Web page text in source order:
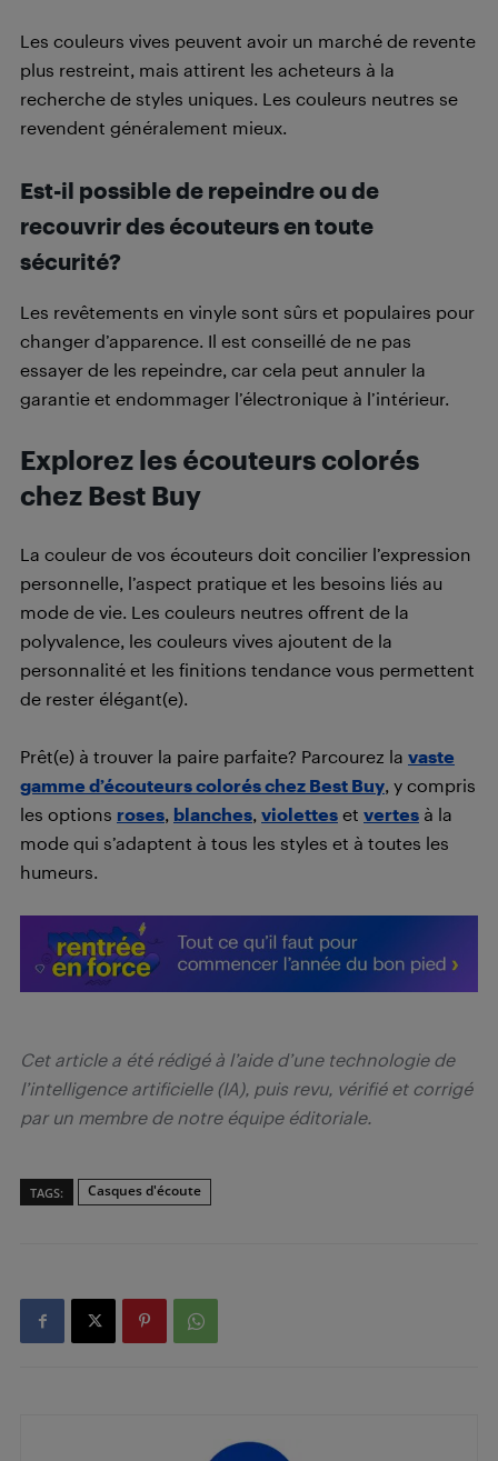
Les couleurs vives peuvent avoir un marché de revente
plus restreint, mais attirent les acheteurs à la
recherche de styles uniques. Les couleurs neutres se
revendent généralement mieux.
Est-il possible de repeindre ou de
recouvrir des écouteurs en toute
sécurité?
Les revêtements en vinyle sont sûrs et populaires pour
changer d’apparence. Il est conseillé de ne pas
essayer de les repeindre, car cela peut annuler la
garantie et endommager l’électronique à l’intérieur.
Explorez les écouteurs colorés
chez Best Buy
La couleur de vos écouteurs doit concilier l’expression
personnelle, l’aspect pratique et les besoins liés au
mode de vie. Les couleurs neutres offrent de la
polyvalence, les couleurs vives ajoutent de la
personnalité et les finitions tendance vous permettent
de rester élégant(e).
Prêt(e) à trouver la paire parfaite? Parcourez la vaste
gamme d’écouteurs colorés chez Best Buy, y compris
les options roses, blanches, violettes et vertes à la
mode qui s’adaptent à tous les styles et à toutes les
humeurs.
Cet article a été rédigé à l’aide d’une technologie de
l’intelligence artificielle (IA), puis revu, vérifié et corrigé
par un membre de notre équipe éditoriale.
TAGS: Casques d'écoute